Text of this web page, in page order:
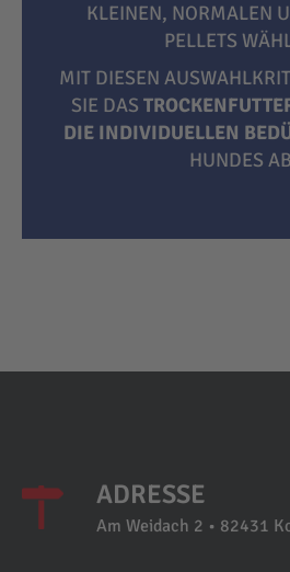
KLEINEN, NORMALEN
ELLETS
MIT DIESEN
SIE DAS
DIE INDIVIDUELLEN
HUNDES
ADRESSE
Am Weidach 2 • 82431